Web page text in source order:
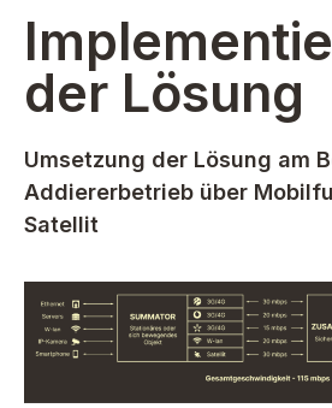
der Lösung
Umsetzung der Lösung am
Addiererbetrieb über
Satellit